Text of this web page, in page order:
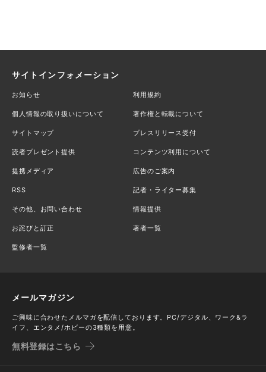
サイトインフォメーション
お知らせ 利用規約
個人情報の取り扱いについて 著作権と転載について
サイトマップ プレスリリース受付
読者プレゼント提供 コンテンツ利用について
提携メディア 広告のご案内
RSS 記者・ライター募集
その他、お問い合わせ 情報提供
お詫びと訂正 著者一覧
監修者一覧
メールマガジン
ご興味に合わせたメルマガを配信しております。PC/デジタル、ワーク&ラ
イフ、エンタメ/ホビーの3種類を用意。
無料登録はこちら